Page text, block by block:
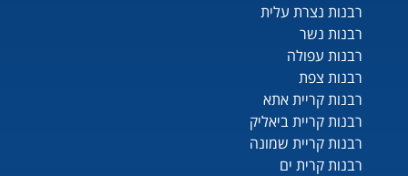
רבנות נצרת עלית
רבנות נשר
רבנות עפולה
רבנות צפת
רבנות קריית אתא
רבנות קריית ביאליק
רבנות קריית שמונה
רבנות קרית ים